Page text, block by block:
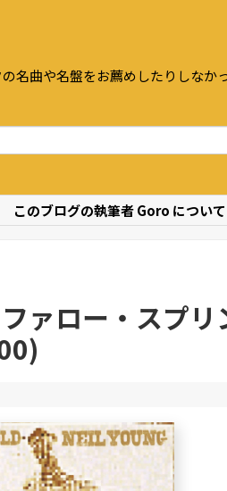
名曲や名盤をお薦めしたりしな
このブログの執筆者 Goro について
ァロー・スプリ